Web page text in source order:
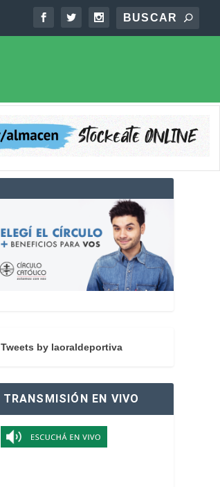
Tweets by laoraldeportiva
TRANSMISIÓN EN VIVO